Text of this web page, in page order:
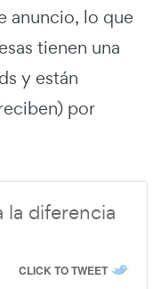
anuncio, lo que
tienen una
y están
por
la diferencia
CLICK TO TWEET